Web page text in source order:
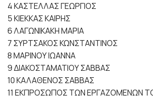
4 ΚΑΣΤΕΛΛΑΣ ΓΕΩΡΓΙΟΣ
5 ΚΙΕΚΚΑΣ ΚΑΙΡΗΣ
6 ΛΑΓΩΝΙΚΑΚΗ ΜΑΡΙΑ
7 ΣΥΡΤΣΑΚΟΣ ΚΩΝΣΤΑΝΤΙΝΟΣ
8 ΜΑΡΙΝΟΥ ΙΩΑΝΝΑ
9 ΔΙΑΚΟΣΤΑΜΑΤΙΟΥ ΣΑΒΒΑΣ
10 ΚΑΛΑΘΕΝΟΣ ΣΑΒΒΑΣ
11 ΕΚΠΡΟΣΩΠΟΣ ΤΩΝ ΕΡΓΑΖΟΜΕΝΩΝ